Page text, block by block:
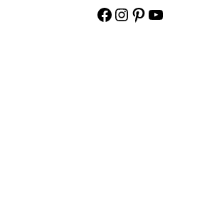
Facebook
Instagram
Pinterest
YouTube